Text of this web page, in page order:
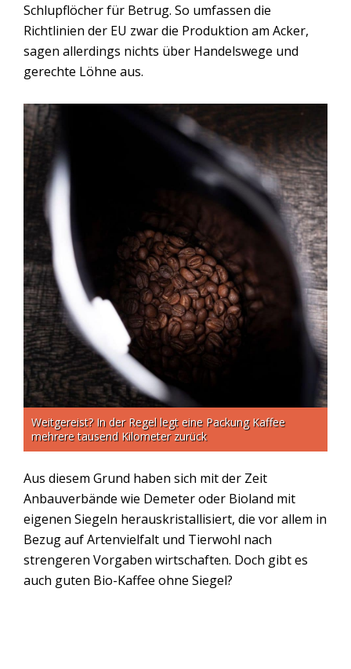
Schlupflöcher für Betrug. So umfassen die
Richtlinien der EU zwar die Produktion am Acker,
sagen allerdings nichts über Handelswege und
gerechte Löhne aus.
Weitgereist? In der Regel legt eine Packung Kaffee
mehrere tausend Kilometer zurück
Aus diesem Grund haben sich mit der Zeit
Anbauverbände wie Demeter oder Bioland mit
eigenen Siegeln herauskristallisiert, die vor allem in
Bezug auf Artenvielfalt und Tierwohl nach
strengeren Vorgaben wirtschaften. Doch gibt es
auch guten Bio-Kaffee ohne Siegel?